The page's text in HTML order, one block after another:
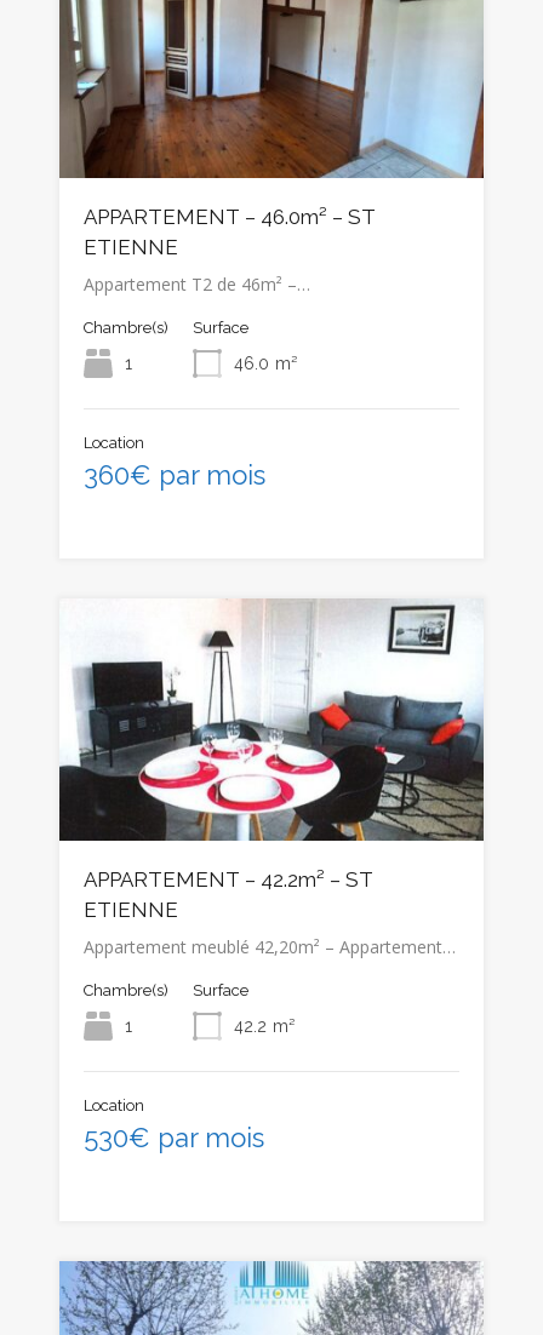
APPARTEMENT – 46.0m² – ST
ETIENNE
Appartement T2 de 46m² –…
Chambre(s)
1
Surface
46.0 m²
Location
360€ par mois
APPARTEMENT – 42.2m² – ST
ETIENNE
Appartement meublé 42,20m² – Appartement…
Chambre(s)
1
Surface
42.2 m²
Location
530€ par mois